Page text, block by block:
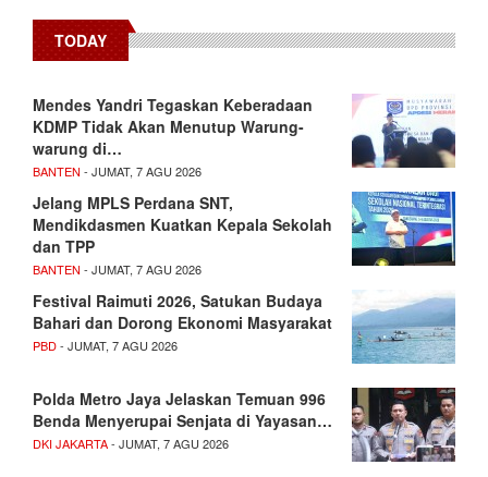
TODAY
Mendes Yandri Tegaskan Keberadaan
KDMP Tidak Akan Menutup Warung-
warung di…
BANTEN - JUMAT, 7 AGU 2026
Jelang MPLS Perdana SNT,
Mendikdasmen Kuatkan Kepala Sekolah
dan TPP
BANTEN - JUMAT, 7 AGU 2026
Festival Raimuti 2026, Satukan Budaya
Bahari dan Dorong Ekonomi Masyarakat
PBD- JUMAT, 7 AGU 2026
Polda Metro Jaya Jelaskan Temuan 996
Benda Menyerupai Senjata di Yayasan…
DKI JAKARTA- JUMAT, 7 AGU 2026